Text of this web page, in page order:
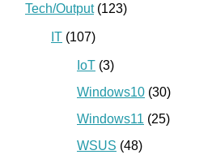
Tech/Output(123)
IT (107)
IoT (3)
Windows10 (30)
Windows11 (25)
WSUS (48)